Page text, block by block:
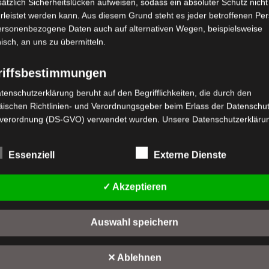
RADMUTTER (M14*28)
IN DEN WARENKORB
VM4 HINTERE FEDERUNG
5
IN DEN WARENKORB
werden kann. Aus diesem Grund steht es jeder betroffenen
Daten auch auf alternativen Wegen, beispielsweise
an uns zu übermitteln.
beruht auf den Begrifflichkeiten, die durch den
Richtlinien- und Verordnungsgeber beim Erlass der
(DS-GVO) verwendet wurden. Unsere
lesbar und verständlich sein. Um dies zu gewährleisten, möchten wir
Begrifflichkeiten erläutern.
in dieser Datenschutzerklärung unter anderem die folgenden
a) personenbezogene Daten
Personenbezogene Daten sind alle Informationen, die sich auf eine
identifizierte oder identifizierbare natürliche Person (im Folgenden
"betroffene Person") beziehen. Als identifizierbar wird eine natürliche
Essenziell Externe Dienste
✓ Akzeptieren
Auswahl speichern
✕ Ablehnen